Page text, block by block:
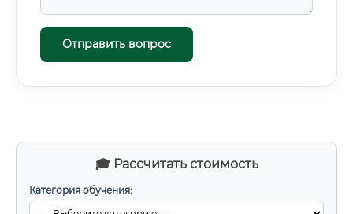
🎓 Рассчитать стоимость
Категория обучения:
Отправить вопрос